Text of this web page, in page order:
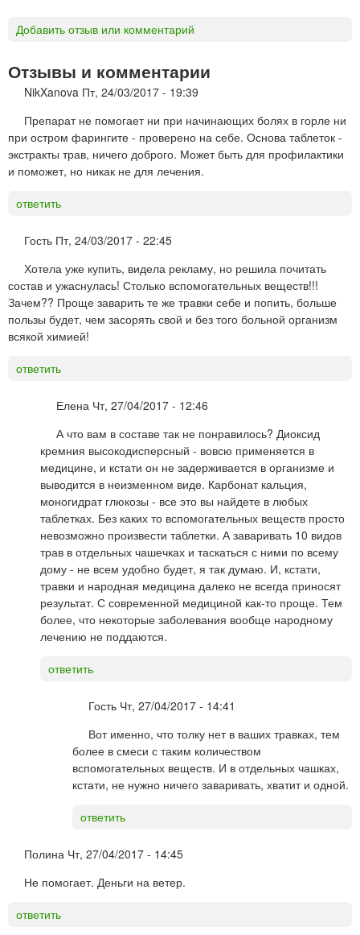
Добавить отзыв или комментарий
Отзывы и комментарии
NikXanova Пт, 24/03/2017 - 19:39
Препарат не помогает ни при начинающих болях в горле ни
при остром фарингите - проверено на себе. Основа таблеток -
экстракты трав, ничего доброго. Может быть для профилактики
и поможет, но никак не для лечения.
ответить
Гость Пт, 24/03/2017 - 22:45
Хотела уже купить, видела рекламу, но решила почитать
состав и ужаснулась! Столько вспомогательных веществ!!!
Зачем?? Проще заварить те же травки себе и попить, больше
пользы будет, чем засорять свой и без того больной организм
всякой химией!
ответить
Елена Чт, 27/04/2017 - 12:46
А что вам в составе так не понравилось? Диоксид
кремния высокодисперсный - вовсю применяется в
медицине, и кстати он не задерживается в организме и
выводится в неизменном виде. Карбонат кальция,
моногидрат глюкозы - все это вы найдете в любых
таблетках. Без каких то вспомогательных веществ просто
невозможно произвести таблетки. А заваривать 10 видов
трав в отдельных чашечках и таскаться с ними по всему
дому - не всем удобно будет, я так думаю. И, кстати,
травки и народная медицина далеко не всегда приносят
результат. С современной медициной как-то проще. Тем
более, что некоторые заболевания вообще народному
лечению не поддаются.
ответить
Гость Чт, 27/04/2017 - 14:41
Вот именно, что толку нет в ваших травках, тем
более в смеси с таким количеством
вспомогательных веществ. И в отдельных чашках,
кстати, не нужно ничего заваривать, хватит и одной.
ответить
Полина Чт, 27/04/2017 - 14:45
Не помогает. Деньги на ветер.
ответить